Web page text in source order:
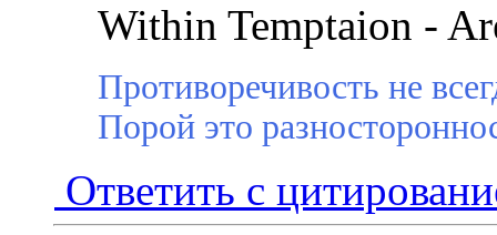
Within Temptaion -
Противоречивость не
Порой это
Ответить с